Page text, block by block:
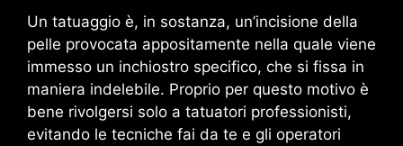
Un tatuaggio è, in sostanza, un’incisione della
pelle provocata appositamente nella quale viene
immesso un inchiostro specifico, che si fissa in
maniera indelebile. Proprio per questo motivo è
bene rivolgersi solo a tatuatori professionisti,
evitando le tecniche fai da te e gli operatori